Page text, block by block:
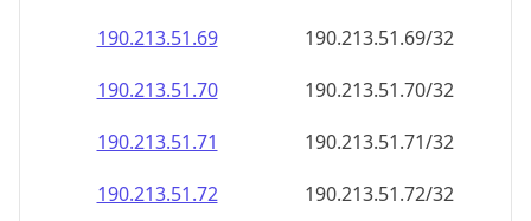
190.213.51.69
190.213.51.69/32
190.213.51.70
190.213.51.70/32
190.213.51.71
190.213.51.71/32
190.213.51.72
190.213.51.72/32